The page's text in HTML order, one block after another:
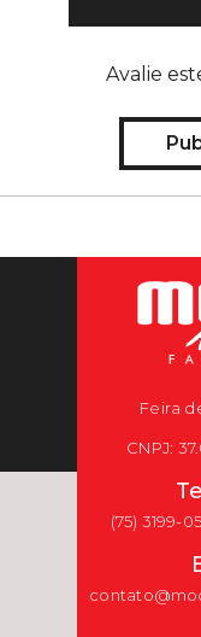
Avalie
Feira
CNPJ:
(75) 3199-